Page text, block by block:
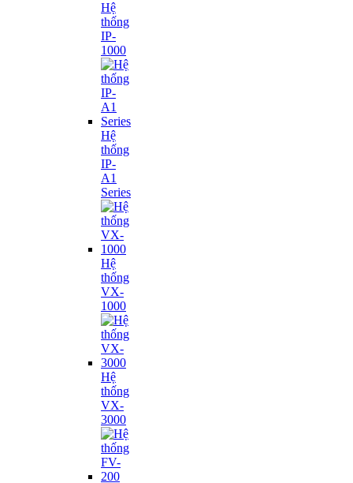
Hệ
thống
IP-
1000
Hệ
thống
IP-
A1
Series
Hệ
thống
VX-
1000
Hệ
thống
VX-
3000